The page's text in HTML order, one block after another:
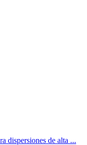
dispersiones de alta ...